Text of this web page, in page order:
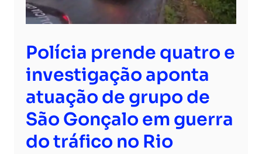
Polícia prende quatro e
investigação aponta
atuação de grupo de
São Gonçalo em guerra
do tráfico no Rio